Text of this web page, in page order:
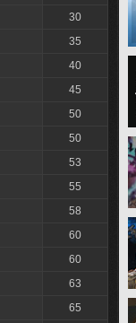
30
35
40
45
50
50
53
55
58
60
60
63
65